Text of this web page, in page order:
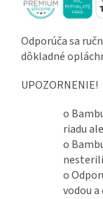
Odporúča sa
dôkladné
UPOZORNENIE!
o
riadu
o
o
vodou